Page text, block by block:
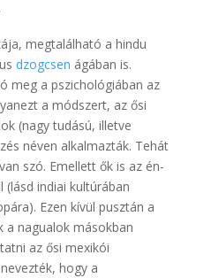
megtalálható a hindu
dzogcsen ágában is.
meg a pszichológiában az
a módszert, az ősi
(nagy tudású, illetve
néven alkalmazták. Tehát
szó. Emellett ők is az én-
indiai kultúrában
Ezen kívül pusztán a
a nagualok másokban
az ősi mexikói
hogy a